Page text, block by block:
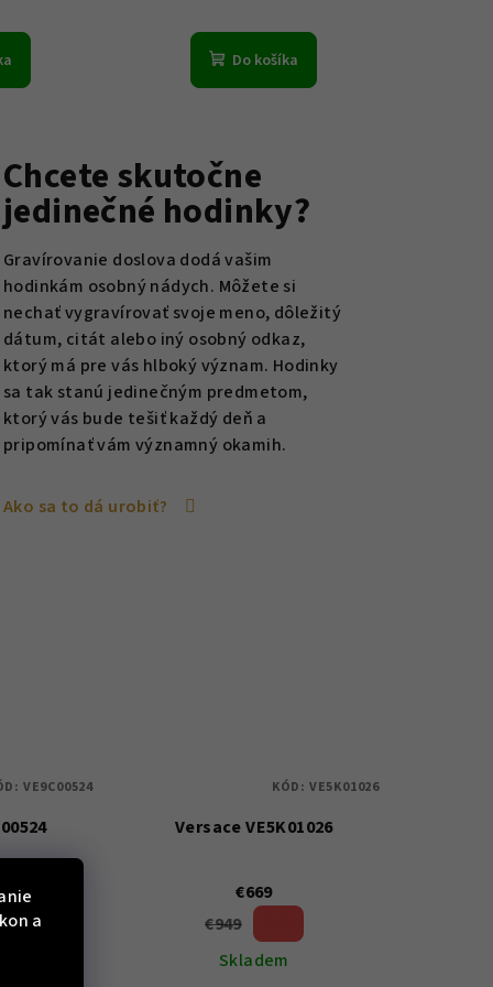
a
Do košíka
Chcete skutočne
jedinečné hodinky?
Gravírovanie doslova dodá vašim
hodinkám osobný nádych. Môžete si
nechať vygravírovať svoje meno, dôležitý
dátum, citát alebo iný osobný odkaz,
ktorý má pre vás hlboký význam. Hodinky
sa tak stanú jedinečným predmetom,
ktorý vás bude tešiť každý deň a
pripomínať vám významný okamih.
Ako sa to dá urobiť?
VE9C00524
Versace VE5K01026
€669
€949
Skladem
KÓD: VE5K01026